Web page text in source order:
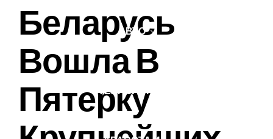
АВТО
ТЕХНОЛОГИИ
Беларусь
Вошла В
Пятерку